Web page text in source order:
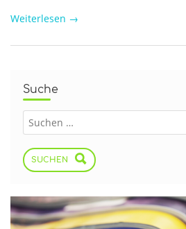
Weiterlesen →
Suche
SUCHEN